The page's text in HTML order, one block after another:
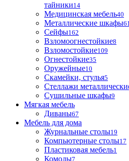
тайники14
Медицинская мебель40
Металлические шкафы
Сейфы162
Взломоогнестойкие8
Взломостойкие109
Огнестойкие35
Оружейные10
Скамейки, стулья5
Стеллажи
Сушильные шкафы9
Мягкая мебель
Диваны67
Мебель для дома
Журнальные столы19
Компьютерные столы17
Пластиковая мебель1
Комоды7